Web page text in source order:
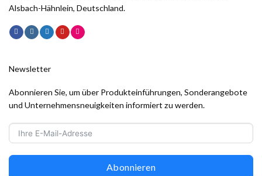
Alsbach-Hähnlein, Deutschland.
Newsletter
Abonnieren Sie, um über Produkteinführungen, Sonderangebote
und Unternehmensneuigkeiten informiert zu werden.
Abonnieren